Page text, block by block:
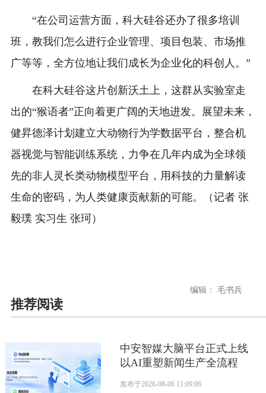
“在公司运营方面，科大硅谷还办了很多培训
班，教我们怎么进行企业管理、项目包装、市场推
广等等，全方位地让我们成长为企业化的科创人。”
在科大硅谷这片创新沃土上，这群从实验室走
出的“猴语者”正向着更广阔的天地进发。展望未来，
健昇德泽计划建立大动物行为学数据平台，整合机
器视觉与智能训练系统，力争在几年内成为全球领
先的非人灵长类动物模型平台，用科技的力量解读
生命的密码，为人类健康贡献新的可能。（记者 张
毅璞 实习生 张珂）
编辑： 毛书兵
推荐阅读
中安智媒大脑平台正式上线
以AI重塑新闻生产全流程
发布于2026-08-06 11:09:06